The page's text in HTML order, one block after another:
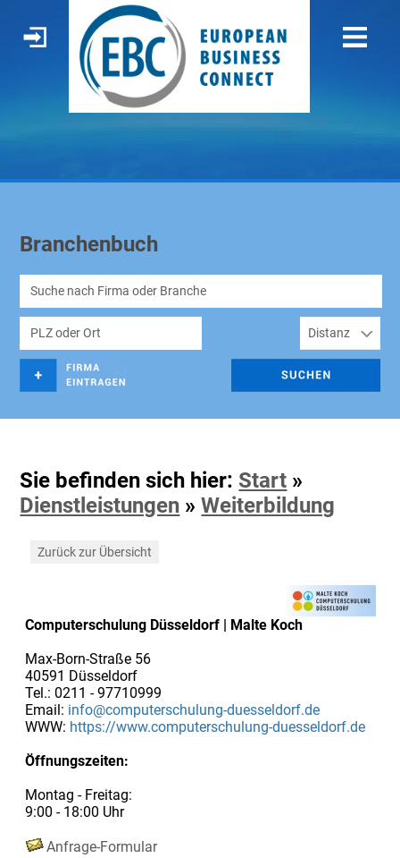
Branchenbuch
Sie befinden sich hier: Start »
Dienstleistungen »Weiterbildung
Zurück zur Übersicht
Computerschulung Düsseldorf | Malte Koch
Max-Born-Straße 56
40591 Düsseldorf
Tel.: 0211 - 97710999
Email: info@computerschulung-duesseldorf.de
WWW: https://www.computerschulung-duesseldorf.de
Öffnungszeiten:
Montag - Freitag:
9:00 - 18:00 Uhr
Anfrage-Formular